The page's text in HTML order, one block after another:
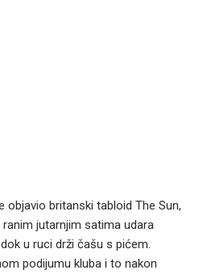
objavio britanski tabloid The Sun,
jutarnjim satima udara
u ruci drži čašu s pićem.
podijumu kluba i to nakon